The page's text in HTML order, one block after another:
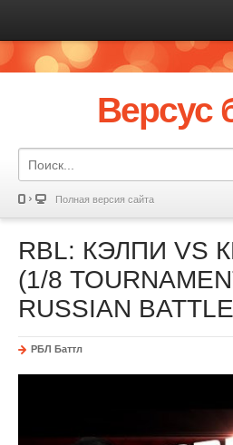
Версус
Полная версия сайта
RBL: КЭЛПИ VS
(1/8
RUSSIAN
РБЛ Баттл